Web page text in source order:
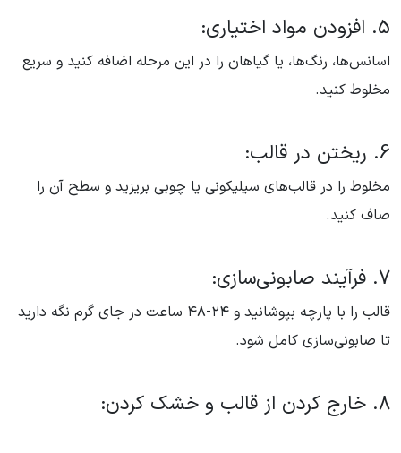
5. افزودن مواد اختیاری:
اسانس‌ها، رنگ‌ها، یا گیاهان را در این مرحله اضافه کنید و سریع
مخلوط کنید.
6. ریختن در قالب:
مخلوط را در قالب‌های سیلیکونی یا چوبی بریزید و سطح آن را
صاف کنید.
7. فرآیند صابونی‌سازی:
قالب را با پارچه بپوشانید و ۲۴-۴۸ ساعت در جای گرم نگه دارید
تا صابونی‌سازی کامل شود.
8. خارج کردن از قالب و خشک کردن: